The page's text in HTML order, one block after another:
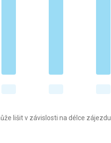
lišit v závislosti na délce zájezdu.